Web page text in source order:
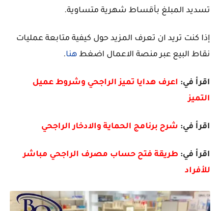
تسديد المبلغ بأقساط شهرية متساوية.
إذا كنت تريد ان تعرف المزيد حول كيفية متابعة عمليات
نقاط البيع عبر منصة الاعمال اضغط هنا.
اقرأ في: اعرف هدايا تميز الراجحي وشروط عميل
التميز
اقرأ في: شرح برنامج الحماية والادخار الراجحي
اقرأ في: طريقة فتح حساب مصرف الراجحي مباشر
للأفراد